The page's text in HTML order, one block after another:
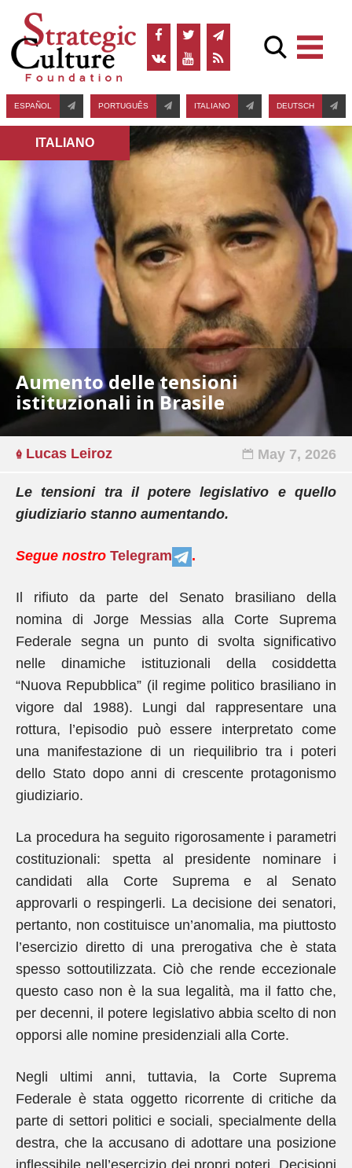
ESPAÑOL PORTUGUÊS ITALIANO DEUTSCH
ITALIANO
Aumento delle tensioni
istituzionali in Brasile
Lucas Leiroz May 7, 2026
Le tensioni tra il potere legislativo e quello
giudiziario stanno aumentando.
Segue nostro Telegram .
Il rifiuto da parte del Senato brasiliano della
nomina di Jorge Messias alla Corte Suprema
Federale segna un punto di svolta significativo
nelle dinamiche istituzionali della cosiddetta
“Nuova Repubblica” (il regime politico brasiliano in
vigore dal 1988). Lungi dal rappresentare una
rottura, l’episodio può essere interpretato come
una manifestazione di un riequilibrio tra i poteri
dello Stato dopo anni di crescente protagonismo
giudiziario.
La procedura ha seguito rigorosamente i parametri
costituzionali: spetta al presidente nominare i
candidati alla Corte Suprema e al Senato
approvarli o respingerli. La decisione dei senatori,
pertanto, non costituisce un’anomalia, ma piuttosto
l’esercizio diretto di una prerogativa che è stata
spesso sottoutilizzata. Ciò che rende eccezionale
questo caso non è la sua legalità, ma il fatto che,
per decenni, il potere legislativo abbia scelto di non
opporsi alle nomine presidenziali alla Corte.
Negli ultimi anni, tuttavia, la Corte Suprema
Federale è stata oggetto ricorrente di critiche da
parte di settori politici e sociali, specialmente della
destra, che la accusano di adottare una posizione
inflessibile nell’esercizio dei propri poteri. Decisioni